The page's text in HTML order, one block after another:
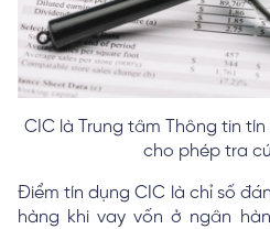
CIC là Trung tâm Thông tin
cho phép tra
Điểm tín dụng CIC là chỉ số
hàng khi vay vốn ở ngân